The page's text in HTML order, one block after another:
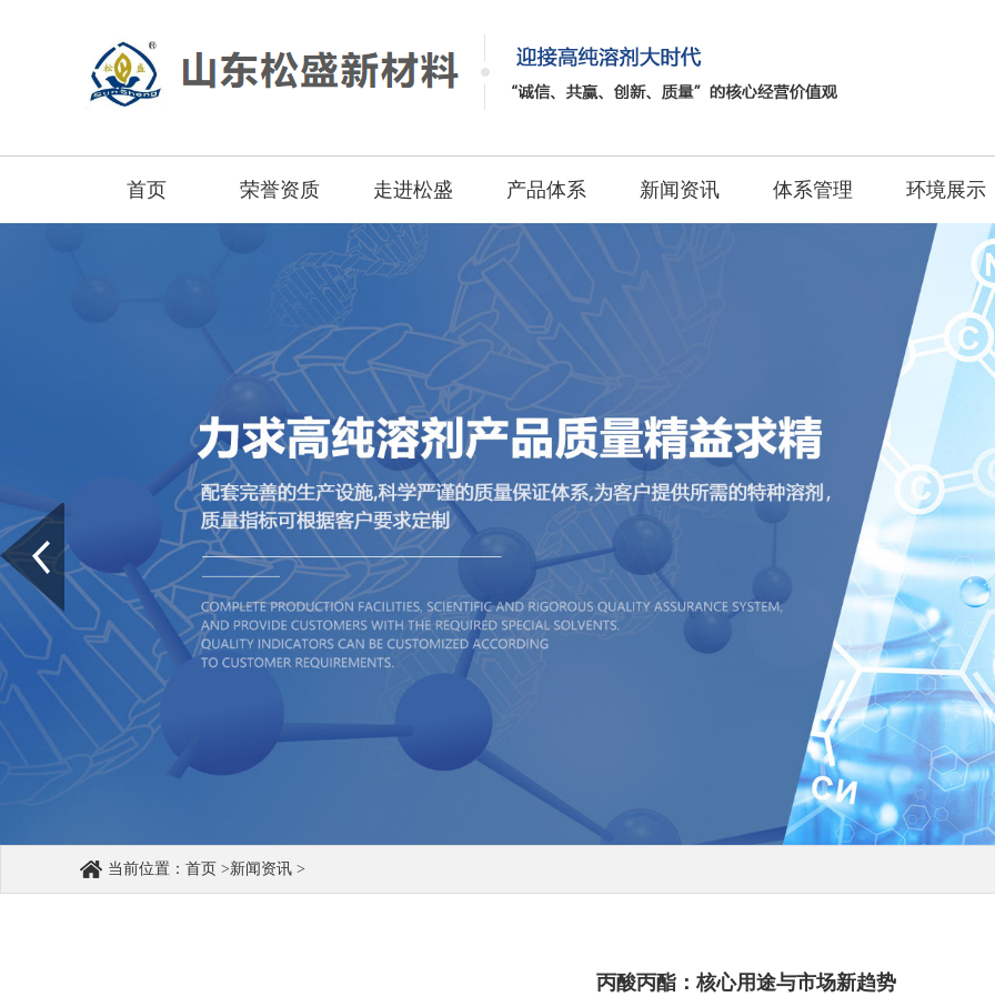
首页
首页
荣誉资质
荣誉资质
走进松盛
走进松盛
产品体系
产品体系
新闻资讯
新闻资讯
体系管理
体系管理
环境展示
当前位置： 首页 >新闻资讯 >
丙酸丙酯：核心用途与市场新趋势